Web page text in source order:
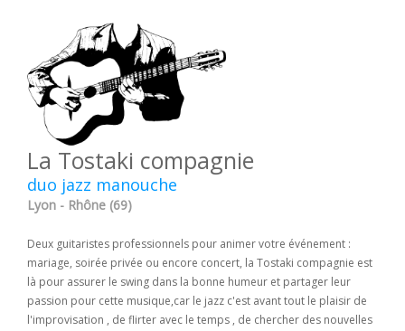
La Tostaki compagnie
duo jazz manouche
Lyon - Rhône (69)
Deux guitaristes professionnels pour animer votre événement :
mariage, soirée privée ou encore concert, la Tostaki compagnie est
là pour assurer le swing dans la bonne humeur et partager leur
passion pour cette musique,car le jazz c'est avant tout le plaisir de
l'improvisation , de flirter avec le temps , de chercher des nouvelles